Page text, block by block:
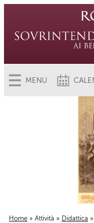
MENU
Home » Attività » Didattica »